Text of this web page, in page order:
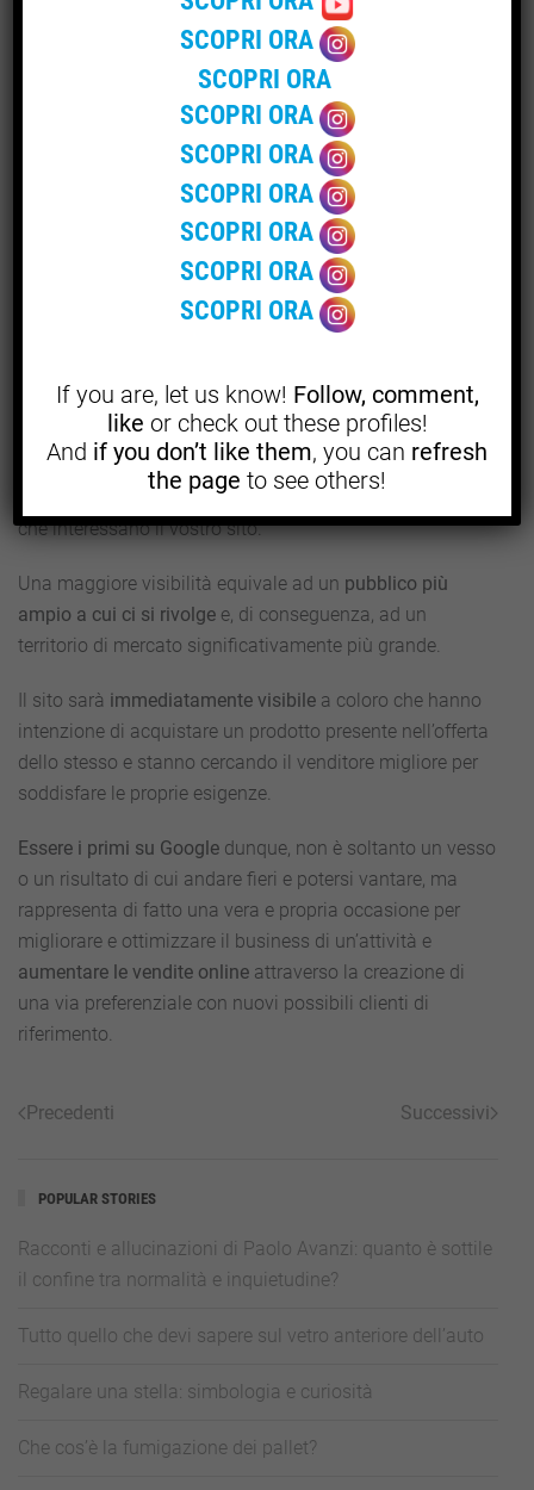
consulente SEO specializzato
nel posizionamento dei siti.
Quali vantaggi nel raggiungere le
prime posizioni sui motori di
buon posizionamento su Google
fra i primi contenuti visibili, significa intercettare
possiamo fornirle.
In particolare, una campagna SEO ben fatta, chiara e
delineata, permetterà ai vostri contenuti di essere visibili
in prima pagina sul motore di ricerca per le parole chiave
che interessano il vostro sito.
Una maggiore visibilità equivale ad un pubblico più
ampio a cui ci si rivolge e, di conseguenza, ad un
territorio di mercato significativamente più grande.
Il sito sarà immediatamente visibile a coloro che hanno
intenzione di acquistare un prodotto presente nell’offerta
dello stesso e stanno cercando il venditore migliore per
soddisfare le proprie esigenze.
Essere i primi su Google dunque, non è soltanto un vesso
o un risultato di cui andare fieri e potersi vantare, ma
rappresenta di fatto una vera e propria occasione per
migliorare e ottimizzare il business di un’attività e
aumentare le vendite online attraverso la creazione di
una via preferenziale con nuovi possibili clienti di
riferimento.
Precedenti Successivi
POPULAR STORIES
Racconti e allucinazioni di Paolo Avanzi: quanto è sottile
il confine tra normalità e inquietudine?
Tutto quello che devi sapere sul vetro anteriore dell’auto
Regalare una stella: simbologia e curiosità
Che cos’è la fumigazione dei pallet?
SCOPRI ORA
SCOPRI ORA
SCOPRI ORA
SCOPRI ORA
SCOPRI ORA
SCOPRI ORA
SCOPRI ORA
SCOPRI ORA
If you are, let us know! Follow, comment,
like or check out these profiles!
And if you don’t like them, you can refresh
the page to see others!